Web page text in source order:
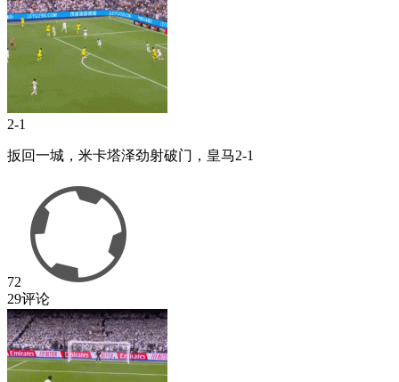
2-1
扳回一城，米卡塔泽劲射破门，皇马2-1
72
29评论